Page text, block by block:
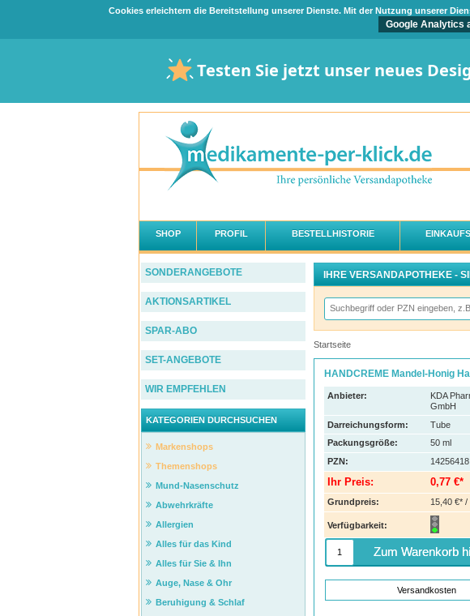
Cookies erleichtern die Bereitstellung unserer Dienste. Mit der Nutzung unserer
Google Analytics
Testen Sie jetzt unser neues
SHOP PROFIL BESTELLHISTORIE
IHRE VERSANDAPOTHEKE -
Startseite
HANDCREME Mandel-Honig
Anbieter:
KDA
GmbH
Darreichungsform:
Tube
Packungsgröße:
50 ml
PZN: 14256418
Ihr Preis: 0,77 €*
Grundpreis: 15,40 €* /
Verfügbarkeit:
Zum Warenkorb
Versandkosten
SONDERANGEBOTE
AKTIONSARTIKEL
SPAR-ABO
SET-ANGEBOTE
WIR EMPFEHLEN
KATEGORIEN DURCHSUCHEN
Markenshops
Themenshops
Mund-Nasenschutz
Abwehrkräfte
Allergien
Alles für das Kind
Alles für Sie & Ihn
Auge, Nase & Ohr
Beruhigung & Schlaf